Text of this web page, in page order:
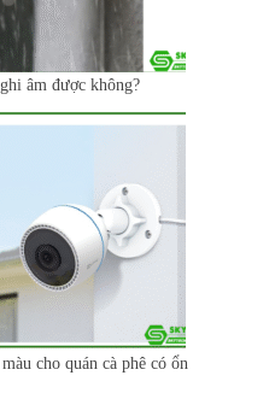
âm được không?
cho quán cà phê có ổn